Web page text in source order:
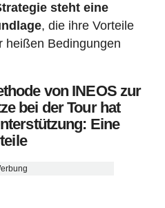
steht eine
, die ihre Vorteile
heißen Bedingungen
von INEOS zur
bei der Tour hat
Eine